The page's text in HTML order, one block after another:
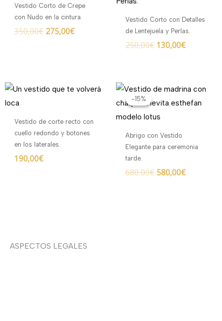
Vestido Corto de Crepe
con Nudo en la cintura.
350,00€
350,00€.
275,00€
275,00€.
Vestido Corto con Detalles
de Lentejuela y Perlas.
250,00€ 130,00€
Vestido de corte recto con
cuello redondo y botones
en los laterales.
190,00€
-15%
-15%
Abrigo con Vestido
Elegante para ceremonia
tarde.
680,00€
El
original
era:
580,00€
El
actual
ASPECTOS LEGALES